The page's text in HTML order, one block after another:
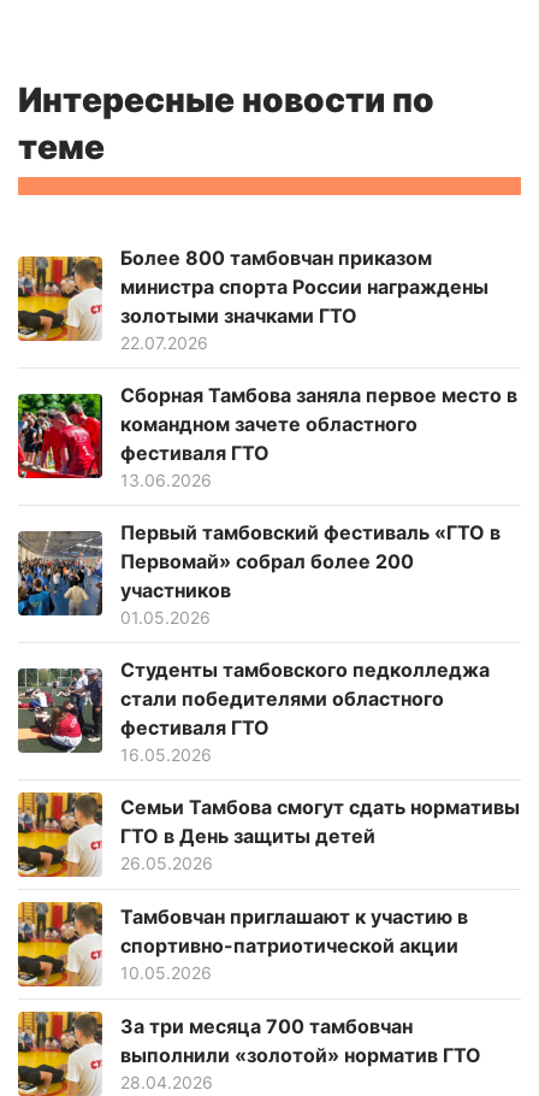
Интересные новости по
теме
Более 800 тамбовчан приказом
министра спорта России награждены
золотыми значками ГТО
22.07.2026
Сборная Тамбова заняла первое место в
командном зачете областного
фестиваля ГТО
13.06.2026
Первый тамбовский фестиваль «ГТО в
Первомай» собрал более 200
участников
01.05.2026
Студенты тамбовского педколледжа
стали победителями областного
фестиваля ГТО
16.05.2026
Семьи Тамбова смогут сдать нормативы
ГТО в День защиты детей
26.05.2026
Тамбовчан приглашают к участию в
спортивно-патриотической акции
10.05.2026
За три месяца 700 тамбовчан
выполнили «золотой» норматив ГТО
28.04.2026